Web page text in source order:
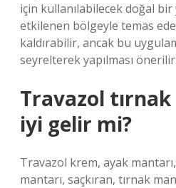
için kullanılabilecek doğal
etkilenen bölgeyle temas
kaldırabilir, ancak bu
seyrelterek yapılması önerilir.
Travazol
iyi gelir mi?
Travazol krem, ayak
mantarı, saçkıran, tırnak